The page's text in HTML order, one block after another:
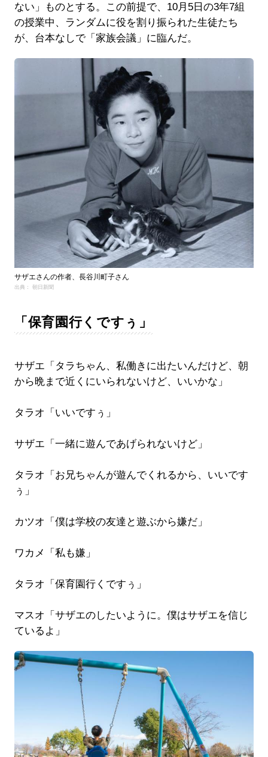
ない」ものとする。この前提で、10月5日の3年7組
の授業中、ランダムに役を割り振られた生徒たち
が、台本なしで「家族会議」に臨んだ。
サザエさんの作者、長谷川町子さん
出典： 朝日新聞
「保育園行くですぅ」
サザエ「タラちゃん、私働きに出たいんだけど、朝
から晩まで近くにいられないけど、いいかな」
タラオ「いいですぅ」
サザエ「一緒に遊んであげられないけど」
タラオ「お兄ちゃんが遊んでくれるから、いいです
ぅ」
カツオ「僕は学校の友達と遊ぶから嫌だ」
ワカメ「私も嫌」
タラオ「保育園行くですぅ」
マスオ「サザエのしたいように。僕はサザエを信じ
ているよ」